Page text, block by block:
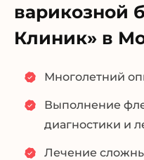
варикозной
Клиник» в
Многолетний
Выполнение
диагностики и
Лечение